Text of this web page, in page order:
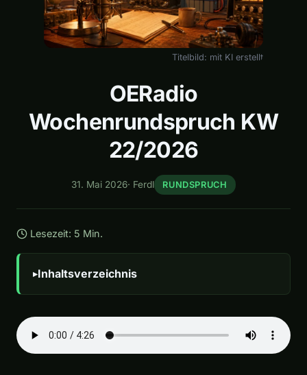
Titelbild: mit KI erstellt
OERadio
Wochenrundspruch KW
22/2026
31. Mai 2026· Ferdl RUNDSPRUCH
Lesezeit: 5 Min.
Inhaltsverzeichnis